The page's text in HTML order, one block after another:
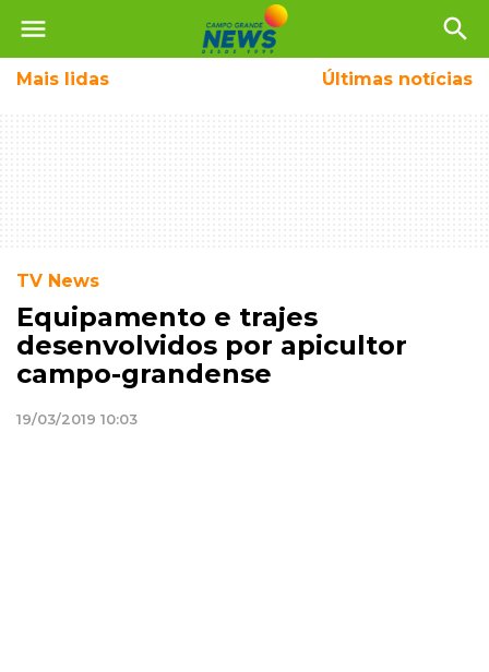
menu search
Mais lidas Últimas notícias
TV News
Equipamento e trajes
desenvolvidos por apicultor
campo-grandense
19/03/2019 10:03